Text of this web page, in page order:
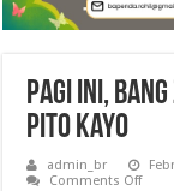
Pagi Ini,
Pito Kayo
admin_br
Comments Offon